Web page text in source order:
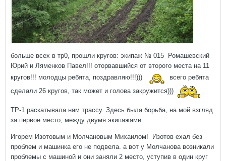
больше всех в тр0, прошли кругов: экипаж № 015 Ромашевский
Юрий и Ляменков Павел!!! оторвавшийся от второго места на 11
кругов!!! молодцы ребята, поздравляю!!!)))
всего ребята
сделали 26 кругов, так может и голова закружится)))
ТР-1 раскатывала нам трассу. Здесь была борьба, на мой взгляд
за первое место, между двумя экипажами.
Игорем Изотовым и Молчановым Михаилом! Изотов ехал без
проблем и машинка его не подвела. а вот у Молчанова возникали
проблемы с машиной и они заняли 2 место, уступив в один круг